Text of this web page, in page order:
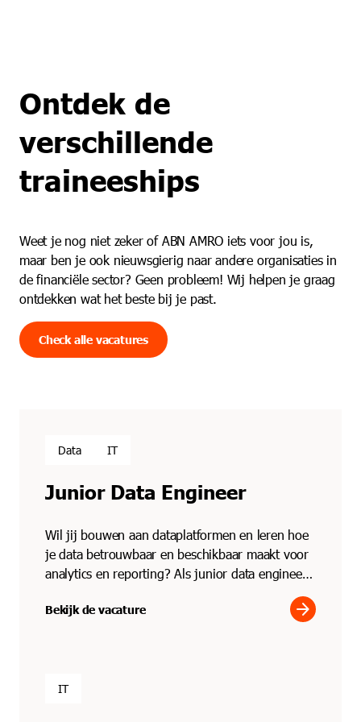
Ontdek de
verschillende
traineeships
Weet je nog niet zeker of ABN AMRO iets voor jou is,
maar ben je ook nieuwsgierig naar andere organisaties in
de financiële sector? Geen probleem! Wij helpen je graag
ontdekken wat het beste bij je past.
Check alle vacatures
Data IT
Junior Data Engineer
Wil jij bouwen aan dataplatformen en leren hoe
je data betrouwbaar en beschikbaar maakt voor
analytics en reporting? Als junior data engineer
Bekijk de vacature arrow_forward
IT